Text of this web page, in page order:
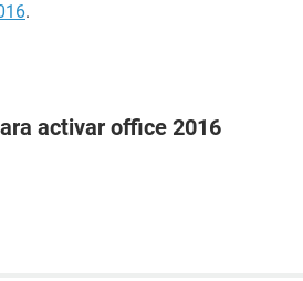
.
activar office 2016